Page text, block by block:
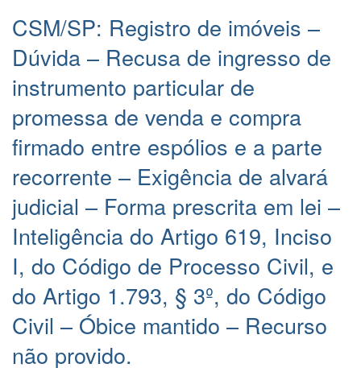
CSM/SP: Registro de imóveis –
Dúvida – Recusa de ingresso de
instrumento particular de
promessa de venda e compra
firmado entre espólios e a parte
recorrente – Exigência de alvará
judicial – Forma prescrita em lei –
Inteligência do Artigo 619, Inciso
I, do Código de Processo Civil, e
do Artigo 1.793, § 3º, do Código
Civil – Óbice mantido – Recurso
não provido.